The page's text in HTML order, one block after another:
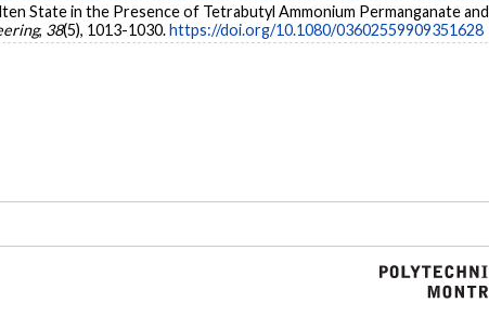
State in the Presence of Tetrabutyl Ammonium Permanganate and
, 38(5), 1013-1030.https://doi.org/10.1080/03602559909351628